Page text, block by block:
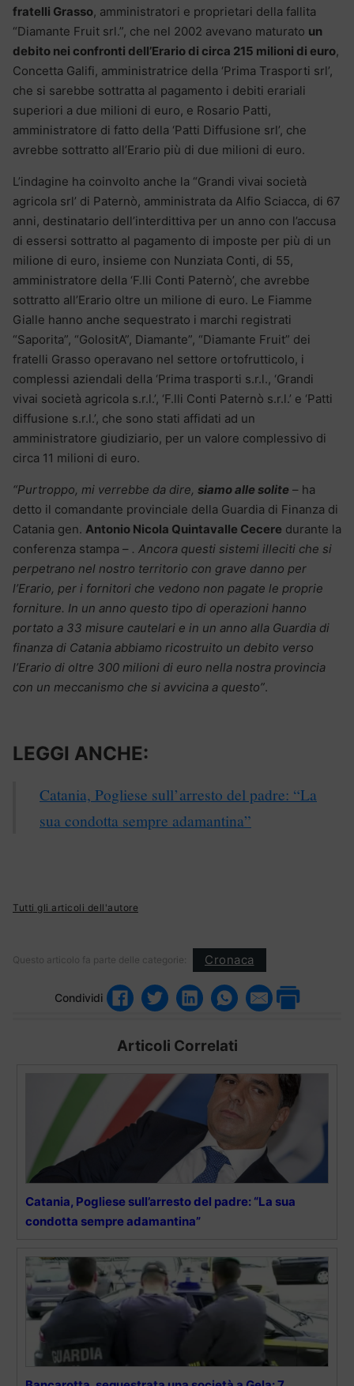
fratelli Grasso, amministratori e proprietari della fallita
“Diamante Fruit srl.”, che nel 2002 avevano maturato un
debito nei confronti dell’Erario di circa 215 milioni di euro,
Concetta Galifi, amministratrice della ‘Prima Trasporti srl’,
che si sarebbe sottratta al pagamento i debiti erariali
superiori a due milioni di euro, e Rosario Patti,
amministratore di fatto della ‘Patti Diffusione srl’, che
avrebbe sottratto all’Erario più di due milioni di euro.
L’indagine ha coinvolto anche la “Grandi vivai società
agricola srl’ di Paternò, amministrata da Alfio Sciacca, di 67
anni, destinatario dell’interdittiva per un anno con l’accusa
di essersi sottratto al pagamento di imposte per più di un
milione di euro, insieme con Nunziata Conti, di 55,
amministratore della ‘F.lli Conti Paternò’, che avrebbe
sottratto all’Erario oltre un milione di euro. Le Fiamme
Gialle hanno anche sequestrato i marchi registrati
“Saporita”, “GolositA”, Diamante”, “Diamante Fruit” dei
fratelli Grasso operavano nel settore ortofrutticolo, i
complessi aziendali della ‘Prima trasporti s.r.l., ‘Grandi
vivai società agricola s.r.l.’, ‘F.lli Conti Paternò s.r.l.’ e ‘Patti
diffusione s.r.l.’, che sono stati affidati ad un
amministratore giudiziario, per un valore complessivo di
circa 11 milioni di euro.
“Purtroppo, mi verrebbe da dire, siamo alle solite – ha
detto il comandante provinciale della Guardia di Finanza di
Catania gen. Antonio Nicola Quintavalle Cecere durante la
conferenza stampa – . Ancora questi sistemi illeciti che si
perpetrano nel nostro territorio con grave danno per
l’Erario, per i fornitori che vedono non pagate le proprie
forniture. In un anno questo tipo di operazioni hanno
portato a 33 misure cautelari e in un anno alla Guardia di
finanza di Catania abbiamo ricostruito un debito verso
l’Erario di oltre 300 milioni di euro nella nostra provincia
con un meccanismo che si avvicina a questo”.
LEGGI ANCHE:
Catania, Pogliese sull’arresto del padre: “La
sua condotta sempre adamantina”
Tutti gli articoli dell'autore
Questo articolo fa parte delle categorie: Cronaca
Condividi
Articoli Correlati
Catania, Pogliese sull’arresto del padre: “La sua
condotta sempre adamantina”